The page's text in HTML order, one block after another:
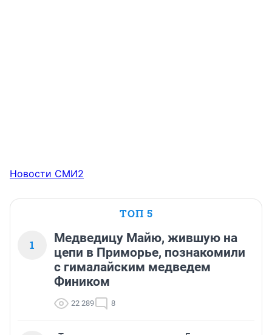
Новости СМИ2
ТОП 5
1
Медведицу Майю, жившую на
цепи в Приморье, познакомили
с гималайским медведем
Фиником
22 289 8